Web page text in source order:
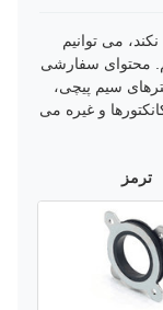
می توانیم
محتوای سفارشی
سیم پیچی،
و غیره می
ترمز